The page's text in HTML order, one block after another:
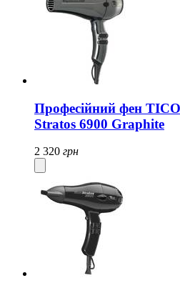
Професійний фен
Stratos 6900 Graphite
2 320 грн